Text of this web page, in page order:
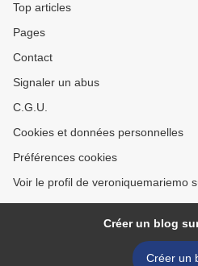
Top articles
Pages
Contact
Signaler un abus
C.G.U.
Cookies et données personnelles
Préférences cookies
Voir le profil de veroniquemariemo
Créer un blog
Créer un